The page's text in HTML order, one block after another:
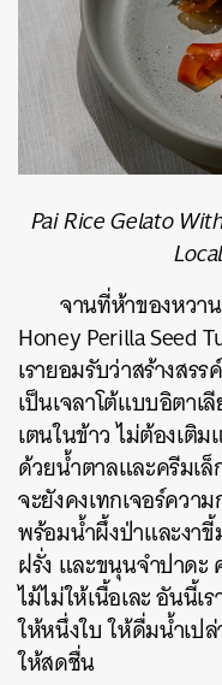
Pai Rice Gelato
จานที่ห้าของหวา
Honey Perilla Seed
เรายอมรับว่าสร้างสร
เป็นเจลาโต้แบบอิตา
เตนในข้าว ไม่ต้องเติ
ด้วยน้ำตาลและครีมเ
จะยังคงเทกเจอร์ควา
พร้อมน้ำผึ้งป่าและงา
ฝรั่ง และขนุนจำปาดะ
ไม้ไม่ให้เนื้อเละ อันนี้
ให้หนึ่งใบ ให้ดื่มน้ำเป
ให้สดชื่น